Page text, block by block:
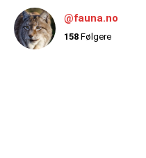
@fauna.no
158 Følgere